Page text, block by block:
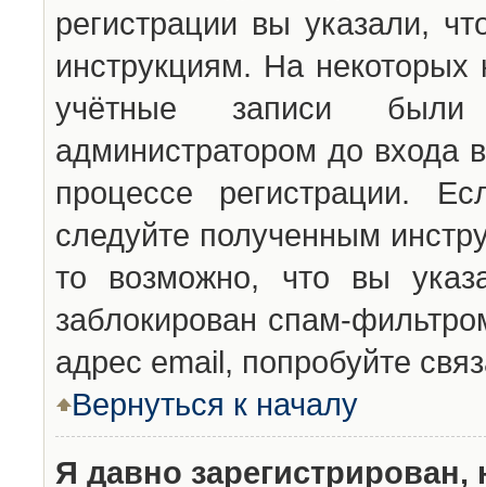
регистрации вы указали,
инструкциям. На
учётные записи были
администратором до входа
процессе регистрации.
следуйте полученным
то возможно, что вы
заблокирован спам-
адрес email, попробуйте
Вернуться к началу
Я давно